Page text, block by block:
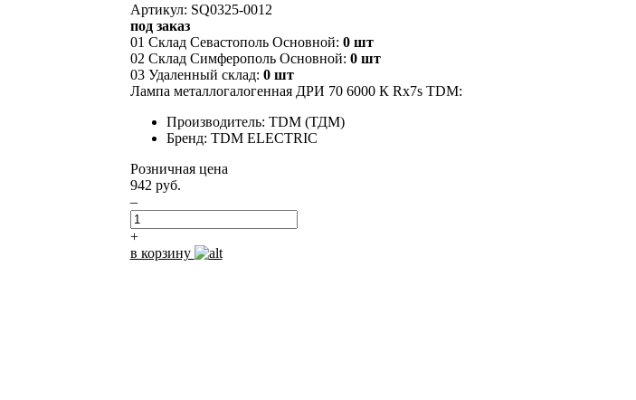
Артикул: SQ0325-0012
под заказ
01 Склад Севастополь Основной: 0 шт
02 Склад Симферополь Основной: 0 шт
03 Удаленный склад: 0 шт
Лампа металлогалогенная ДРИ 70 6000 К Rх7s TDM:
Производитель: TDM (ТДМ)
Бренд: TDM ELECTRIC
Розничная цена
942 руб.
–
+
в корзину